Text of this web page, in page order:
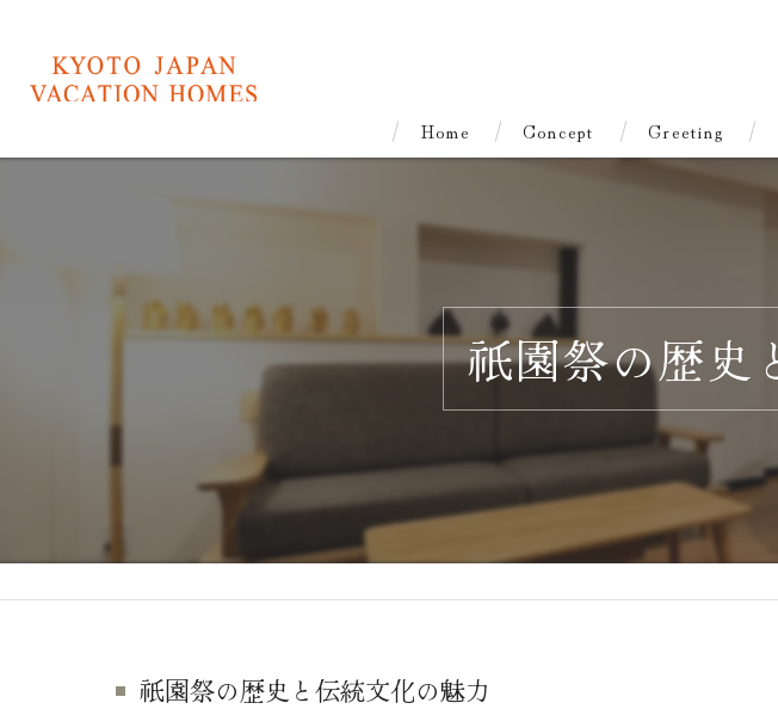
Home Concept Greeting
祇園祭の歴史
祇園祭の歴史と伝統文化の魅力